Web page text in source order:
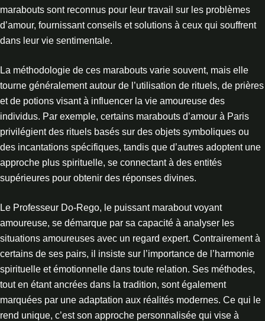
marabouts sont reconnus pour leur travail sur les problèmes
d’amour, fournissant conseils et solutions à ceux qui souffrent
dans leur vie sentimentale.
La méthodologie de ces marabouts varie souvent, mais elle
tourne généralement autour de l’utilisation de rituels, de prières
et de potions visant à influencer la vie amoureuse des
individus. Par exemple, certains marabouts d’amour à Paris
privilégient des rituels basés sur des objets symboliques ou
des incantations spécifiques, tandis que d’autres adoptent une
approche plus spirituelle, se connectant à des entités
supérieures pour obtenir des réponses divines.
Le Professeur Do-Rego, le puissant marabout voyant
amoureuse, se démarque par sa capacité à analyser les
situations amoureuses avec un regard expert. Contrairement à
certains de ses pairs, il insiste sur l’importance de l’harmonie
spirituelle et émotionnelle dans toute relation. Ses méthodes,
tout en étant ancrées dans la tradition, sont également
marquées par une adaptation aux réalités modernes. Ce qui le
rend unique, c’est son approche personnalisée qui vise à